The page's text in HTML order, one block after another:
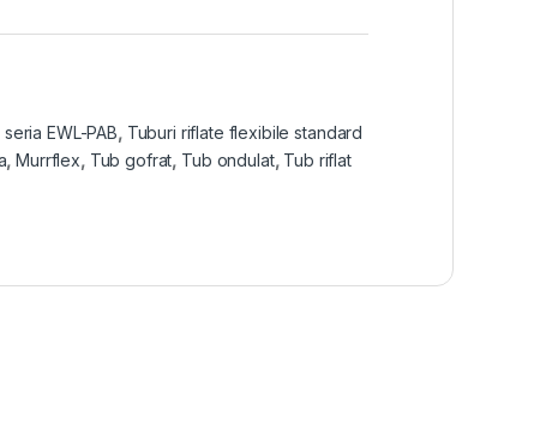
EWL-PAB, Tuburi riflate flexibile standard
,Murrflex, Tub gofrat, Tub ondulat, Tub riflat